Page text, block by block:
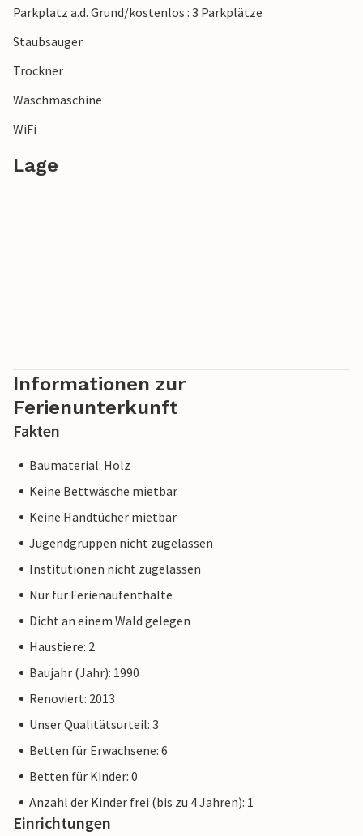
diesem einladenden Ferienhaus.
Parkplatz a.d. Grund/kostenlos : 3 Parkplätze
Staubsauger
Trockner
Waschmaschine
WiFi
Lage
Informationen zur
Ferienunterkunft
Fakten
Baumaterial: Holz
Keine Bettwäsche mietbar
Keine Handtücher mietbar
Jugendgruppen nicht zugelassen
Institutionen nicht zugelassen
Nur für Ferienaufenthalte
Dicht an einem Wald gelegen
Haustiere: 2
Baujahr (Jahr): 1990
Renoviert: 2013
Unser Qualitätsurteil: 3
Betten für Erwachsene: 6
Betten für Kinder: 0
Anzahl der Kinder frei (bis zu 4 Jahren): 1
Einrichtungen